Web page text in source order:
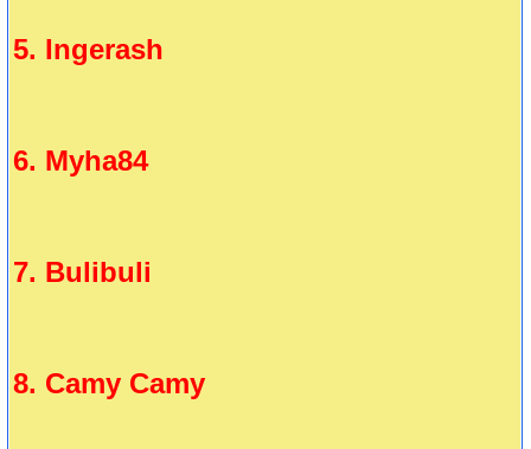
5. Ingerash
6. Myha84
7. Bulibuli
8. Camy Camy